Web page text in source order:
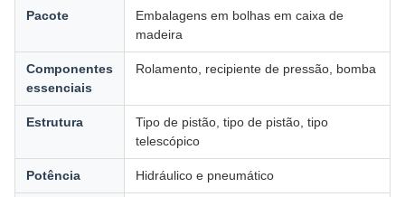
Pacote
Embalagens em bolhas em caixa de
madeira
Componentes
essenciais
Rolamento, recipiente de pressão, bomba
Estrutura
Tipo de pistão, tipo de pistão, tipo
telescópico
Potência Hidráulico e pneumático